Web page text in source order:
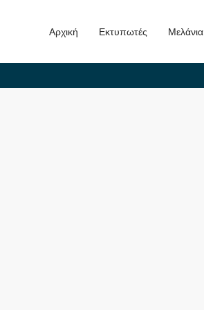
Αρχική Εκτυπωτές Μελάνια